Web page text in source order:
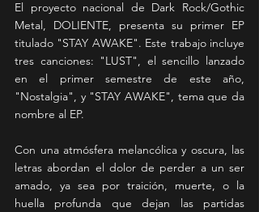
El proyecto nacional de Dark Rock/Gothic
Metal, DOLIENTE, presenta su primer EP
titulado "STAY AWAKE". Este trabajo incluye
tres canciones: "LUST", el sencillo lanzado
en el primer semestre de este año,
"Nostalgia", y "STAY AWAKE", tema que da
nombre al EP.
Con una atmósfera melancólica y oscura, las
letras abordan el dolor de perder a un ser
amado, ya sea por traición, muerte, o la
huella profunda que dejan las partidas